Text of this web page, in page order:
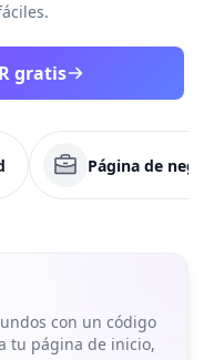
gratis
Página de
con un código
tu página de inicio,